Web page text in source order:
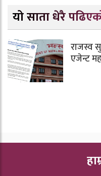
यो साता धेरै
राजस्व
एजेन्ट